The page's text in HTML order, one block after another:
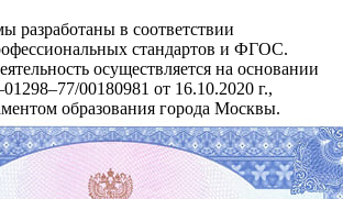
разработаны в соответствии
стандартов и ФГОС.
осуществляется на основании
00180981 от 16.10.2020 г.,
образования города Москвы.